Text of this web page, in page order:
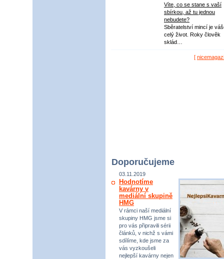
Víte, co se stane s vaší
sbírkou, až tu jednou
nebudete?
Sběratelství mincí je
celý život. Roky člověk
sklád…
[
Doporučujeme
03.11.2019
Hodnotíme
kavárny v
mediální skupině
HMG
V rámci naší mediální
skupiny HMG jsme si
pro vás připravili sérii
článků, v nichž s vámi
sdílíme, kde jsme za
vás vyzkoušeli
nejlepší kavárny nejen